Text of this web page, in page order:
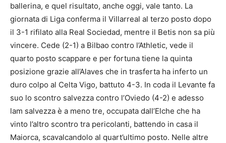
ballerina, e quel risultato, anche oggi, vale tanto. La
giornata di Liga conferma il Villarreal al terzo posto dopo
il 3-1 rifilato alla Real Sociedad, mentre il Betis non sa più
vincere. Cede (2-1) a Bilbao contro l’Athletic, vede il
quarto posto scappare e per fortuna tiene la quinta
posizione grazie all’Alaves che in trasferta ha inferto un
duro colpo al Celta Vigo, battuto 4-3. In coda il Levante fa
suo lo scontro salvezza contro l’Oviedo (4-2) e adesso
lam salvezza è a meno tre, occupata dall’Elche che ha
vinto l’altro scontro tra pericolanti, battendo in casa il
Maiorca, scavalcandolo al quart’ultimo posto. Nelle altre